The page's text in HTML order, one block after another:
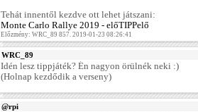
Tehát innentől kezdve ott lehet játszani:
Monte Carlo Rallye 2019 - előTIPPelő
Előzmény: WRC_89 857. 2019-01-23 08:26:41
WRC_89
Idén lesz tippjáték? Én nagyon örülnék neki :)
(Holnap kezdődik a verseny)
@rpi